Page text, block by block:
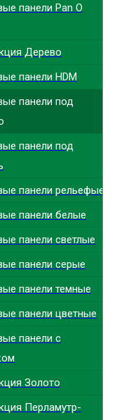
панели Pan O
Дерево
панели HDM
панели под
панели под
панели рельефые
панели белые
панели светлые
панели серые
панели темные
панели цветные
панели с
Золото
Перламутр-